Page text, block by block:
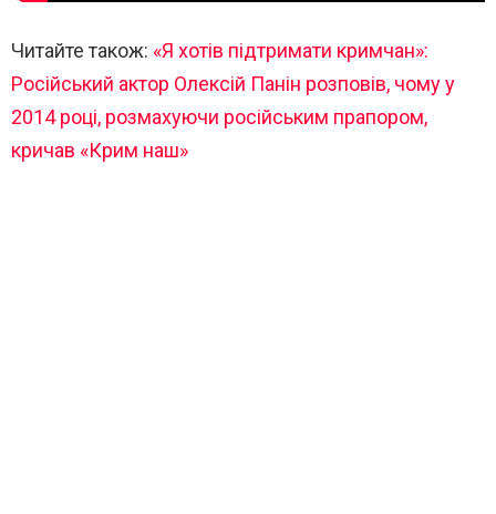
Читайте також: «Я хотів підтримати кримчан»:
Російський актор Олексій Панін розповів, чому у
2014 році, розмахуючи російським прапором,
кричав «Крим наш»